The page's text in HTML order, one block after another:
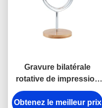
Gravure bilatérale
rotative de impression
UV de laser à verre de
miroir de miroir rond de
Obtenez le meilleur prix